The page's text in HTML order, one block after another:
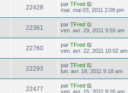
22428 par TFred
mar. mai 03, 2011 2:09 pm
22361 par TFred
ven. avr. 29, 2011 9:59 am
22760 par TFred
ven. avr. 22, 2011 10:02 am
22293 par TFred
lun. avr. 18, 2011 9:18 am
22477 par TFred
ven. avr. 15, 2011 9:26 am